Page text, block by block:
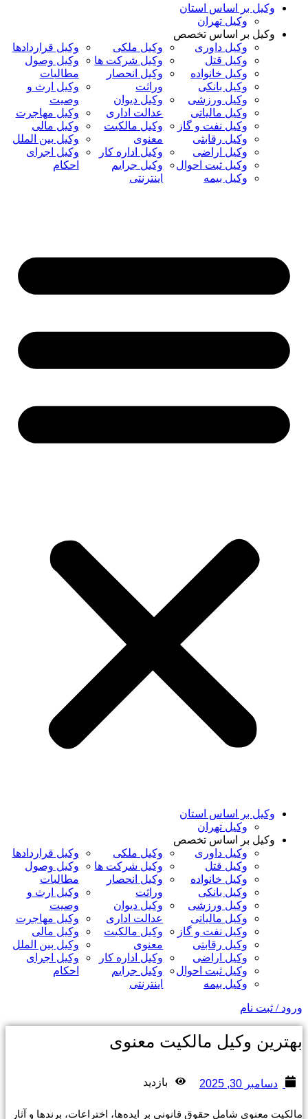
وکیل بر اساس استان
وکیل تهران
وکیل بر اساس تخصص
وکیل داوری
وکیل قتل
وکیل خانواده
وکیل بانکی
وکیل ورزشی
وکیل مالیاتی
وکیل نفت و گاز
وکیل رقابتی
وکیل اراضی
وکیل ثبت احوال
وکیل بیمه
وکیل ملکی
وکیل شرکت ها
وکیل انحصار
وراثت
وکیل دیوان
عدالت اداری
وکیل مالکیت
معنوی
وکیل اداره کار
وکیل جرایم
اینترنتی
وکیل قراردادها
وکیل وصول
مطالبات
وکیل ارث و
وصیت
وکیل مهاجرت
وکیل مالی
وکیل بین الملل
وکیل اجرای
احکام
وکیل بر اساس استان
وکیل تهران
وکیل بر اساس تخصص
وکیل داوری
وکیل قتل
وکیل خانواده
وکیل بانکی
وکیل ورزشی
وکیل مالیاتی
وکیل نفت و گاز
وکیل رقابتی
وکیل اراضی
وکیل ثبت احوال
وکیل بیمه
وکیل ملکی
وکیل شرکت ها
وکیل انحصار
وراثت
وکیل دیوان
عدالت اداری
وکیل مالکیت
معنوی
وکیل اداره کار
وکیل جرایم
اینترنتی
وکیل قراردادها
وکیل وصول
مطالبات
وکیل ارث و
وصیت
وکیل مهاجرت
وکیل مالی
وکیل بین الملل
وکیل اجرای
احکام
ورود / ثبت نام
بهترین وکیل مالکیت معنوی
دسامبر 30, 2025 بازدید
مالکیت معنوی شامل حقوق قانونی بر ایده‌ها، اختراعات، برندها و آثار